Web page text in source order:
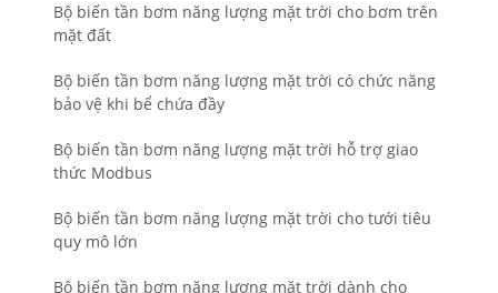
Bộ biến tần bơm năng lượng mặt trời cho bơm trên
mặt đất
Bộ biến tần bơm năng lượng mặt trời có chức năng
bảo vệ khi bể chứa đầy
Bộ biến tần bơm năng lượng mặt trời hỗ trợ giao
thức Modbus
Bộ biến tần bơm năng lượng mặt trời cho tưới tiêu
quy mô lớn
Bộ biến tần bơm năng lượng mặt trời dành cho